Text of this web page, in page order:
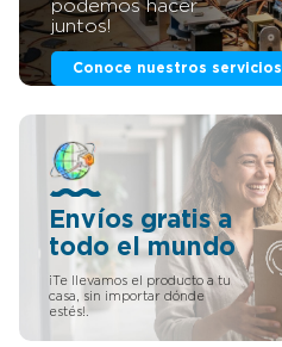
podemos hacer
juntos!
Conoce nuestros servicios
Envíos gratis a
todo el mundo
¡Te llevamos el producto a tu
casa, sin importar dónde
estés!.